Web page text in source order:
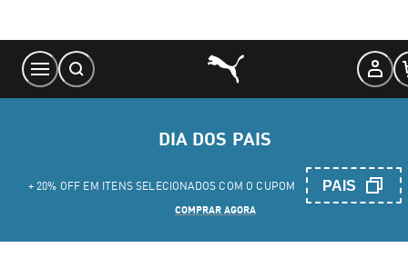
Content
DIA DOS PAIS
+ 20% OFF EM ITENS SELECIONADOS COM O CUPOM PAIS
COMPRAR AGORA